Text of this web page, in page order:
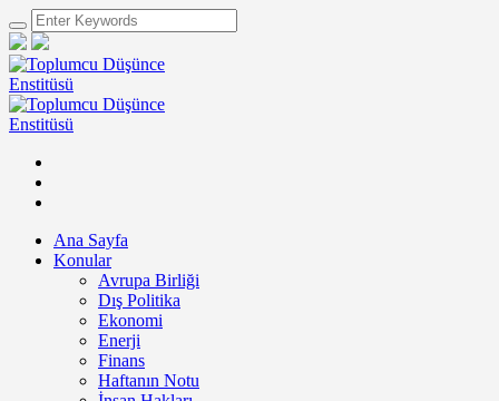
Ana Sayfa
Konular
Avrupa Birliği
Dış Politika
Ekonomi
Enerji
Finans
Haftanın Notu